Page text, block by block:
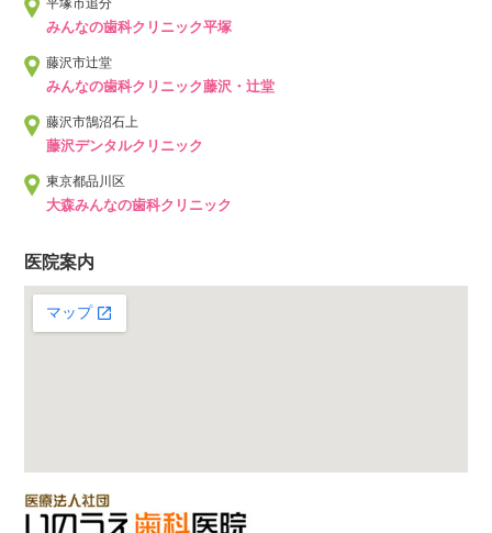
平塚市追分
みんなの歯科クリニック平塚
藤沢市辻堂
みんなの歯科クリニック藤沢・辻堂
藤沢市鵠沼石上
藤沢デンタルクリニック
東京都品川区
大森みんなの歯科クリニック
医院案内